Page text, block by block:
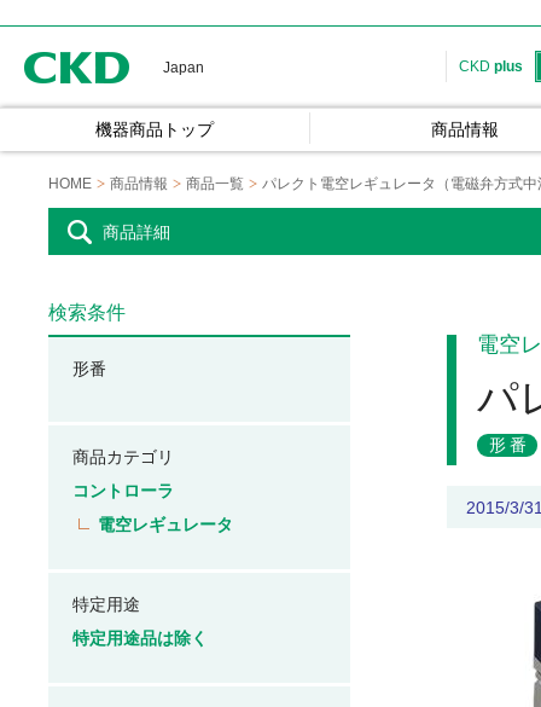
Japan CKD plus
機器商品トップ 商品情報
HOME 商品情報 商品一覧 パレクト電空レギュレータ（電磁弁方式中
商品詳細
電空
パ
形番
2015/3/
検索条件
形番
商品カテゴリ
コントローラ
電空レギュレータ
特定用途
特定用途品は除く